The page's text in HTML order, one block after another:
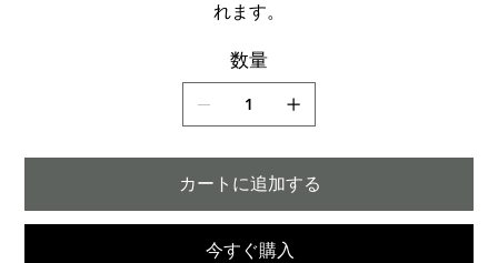
れます。
数量
カートに追加する
今すぐ購入